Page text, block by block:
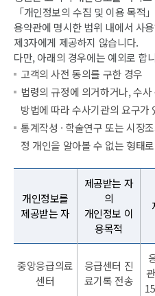
「개인정보의 수집 및 이용 목적
용약관에 명시한 범위 내에서 사
제3자에게 제공하지 않습니다.
다만, 아래의 경우에는 예외로 합
고객의 사전 동의를 구한 경우
법령의 규정에 의거하거나, 수
방법에 따라 수사기관의 요구가
통계작성 · 학술연구 또는 시장
정 개인을 알아볼 수 없는 형태
개인정보를
제공받는 자
제공받는 자
의
개인정보 이
용목적
중앙응급의료
센터
응급센터 진
료기록 전송